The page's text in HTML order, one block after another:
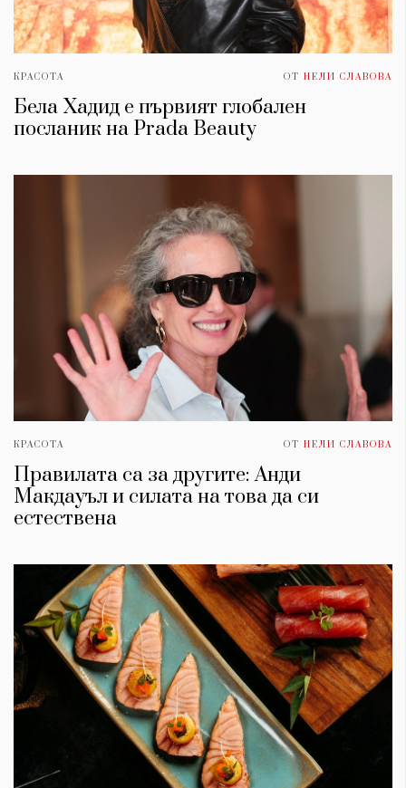
КРАСОТА ОТ НЕЛИ СЛАВОВА
Бела Хадид е първият глобален
посланик на Prada Beauty
КРАСОТА ОТ НЕЛИ СЛАВОВА
Правилата са за другите: Анди
Макдауъл и силата на това да си
естествена